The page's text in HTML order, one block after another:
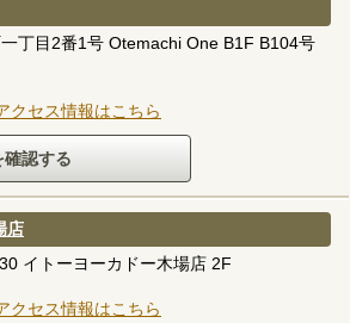
丁目2番1号 Otemachi One B1F B104号
クセス情報はこちら
店
イトーヨーカドー木場店 2F
クセス情報はこちら